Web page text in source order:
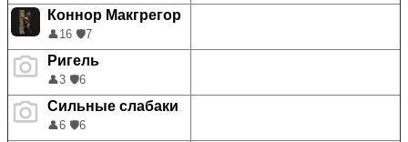
Коннор Макгрегор
👤16 🛡️7
Ригель
👤3 🛡️6
Сильные слабаки
👤6 🛡️6